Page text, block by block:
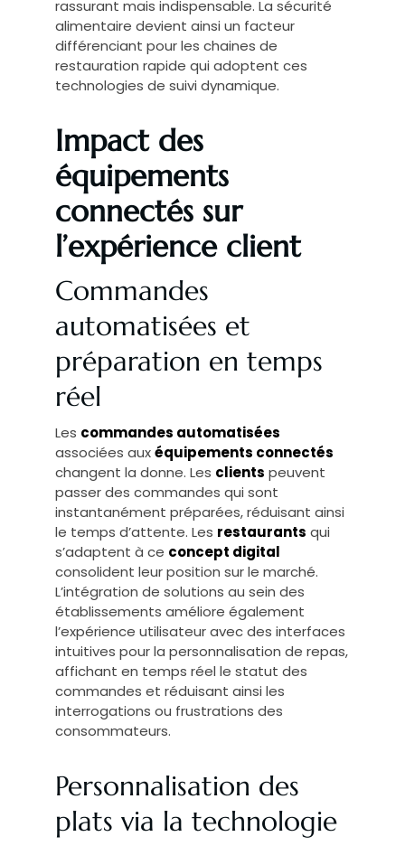
rassurant mais indispensable. La sécurité
alimentaire devient ainsi un facteur
différenciant pour les chaines de
restauration rapide qui adoptent ces
technologies de suivi dynamique.
Impact des
équipements
connectés sur
l’expérience client
Commandes
automatisées et
préparation en temps
réel
Les commandes automatisées
associées auxéquipements connectés
changent la donne. Les clients peuvent
passer des commandes qui sont
instantanément préparées, réduisant ainsi
le temps d’attente. Les restaurants qui
s’adaptent à ce concept digital
consolident leur position sur le marché.
L’intégration de solutions au sein des
établissements améliore également
l’expérience utilisateur avec des interfaces
intuitives pour la personnalisation de repas,
affichant en temps réel le statut des
commandes et réduisant ainsi les
interrogations ou frustrations des
consommateurs.
Personnalisation des
plats via la technologie